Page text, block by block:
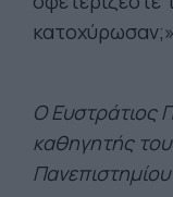
Ο Ευστράτιος
καθηγητής
Πανεπιστημίου